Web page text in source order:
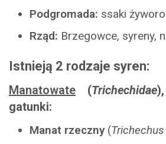
Podgromada: ssaki
Rząd: Brzegowce, syreny,
Istnieją 2 rodzaje syren:
Manatowate (Trichechidae
gatunki:
Manat rzeczny (